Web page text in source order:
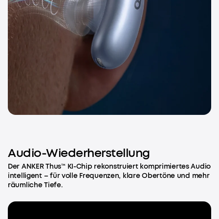
Audio-Wiederherstellung
Der ANKER Thus™ KI-Chip rekonstruiert komprimiertes Audio
intelligent – für volle Frequenzen, klare Obertöne und mehr
räumliche Tiefe.